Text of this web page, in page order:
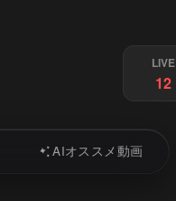
LIVE
12
AIオススメ動画